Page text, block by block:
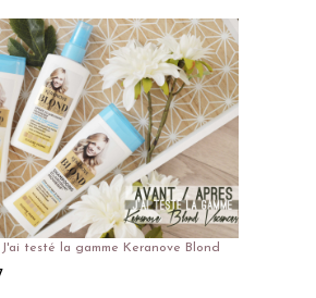
testé la gamme Keranove Blond